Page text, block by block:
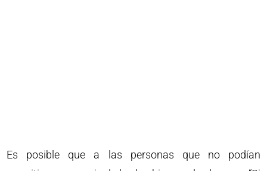
Es posible que a las personas que no podían